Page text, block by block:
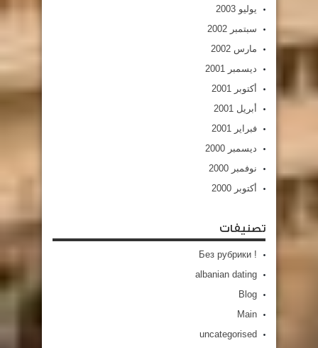
يوليو 2003
سبتمبر 2002
مارس 2002
ديسمبر 2001
أكتوبر 2001
أبريل 2001
فبراير 2001
ديسمبر 2000
نوفمبر 2000
أكتوبر 2000
تصنيفات
! Без рубрики
albanian dating
Blog
Main
uncategorised